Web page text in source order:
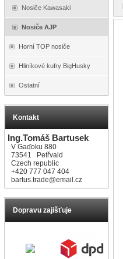
Nosiče Kawasaki
Nosiče AJP
Horní TOP nosiče
Hliníkové kufry BigHusky
Ostatní
Kontakt
Ing.Tomáš Bartusek
V Gaďoku 880
73541 Petřvald
Czech republic
+420 777 047 404
bartus.trade@email.cz
Dopravu zajišťuje